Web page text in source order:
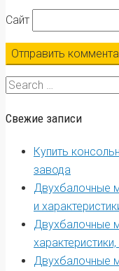
Сайт
Search
Свежие записи
Купить
завода
Двухбалочные
и
Двухбалочные
Двухбалочные